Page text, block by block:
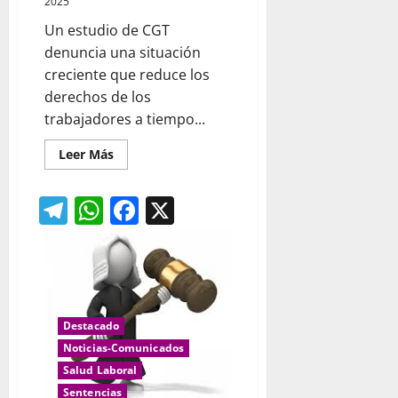
Un estudio de CGT
denuncia una situación
creciente que reduce los
derechos de los
trabajadores a tiempo...
Leer MásLeer
más
Jornadas
parciales
y
horas
complementarias,
una
flexibilización
que
genera
empleo
precario
e
inestable
Telegram
WhatsApp
Facebook
Destacado
Noticias-Comunicados
Salud Laboral
Sentencias